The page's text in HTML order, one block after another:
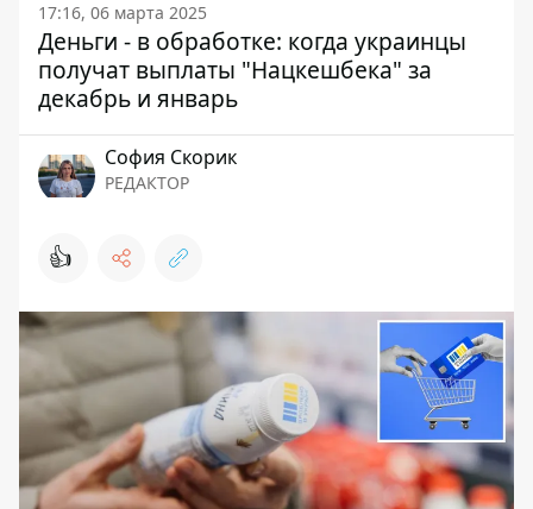
17:16, 06 марта 2025
Деньги - в обработке: когда украинцы
получат выплаты "Нацкешбека" за
декабрь и январь
София Скорик
РЕДАКТОР
👍